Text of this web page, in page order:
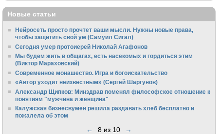
Новые статьи
Нейросеть просто прочтет ваши мысли. Нужны новые права,
чтобы защитить свой ум (Самуил Сигал)
Сегодня умер протоиерей Николай Агафонов
Мы будем жить в общагах, есть насекомых и гордиться этим
(Виктор Мараховский)
Cовременное монашество. Игра и богоискательство
«Автор уходит неизвестным» (Сергей Шаргунов)
Александр Щипков: Минздрав поменял философское отношение к
понятиям "мужчина и женщина"
Калужская бизнесвумен решила раздавать хлеб бесплатно и
пожалела об этом
← 8 из 10 →